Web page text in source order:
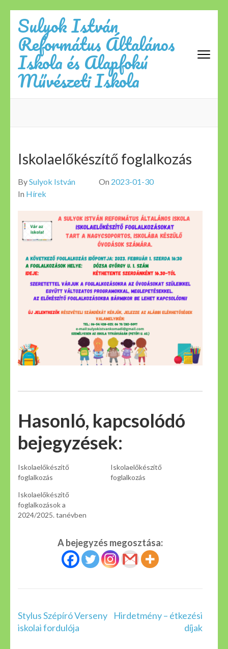
content
(Press
Enter)
Sulyok István
Református Általános
Iskola és Alapfokú
Művészeti Iskola
Iskolaelőkészítő foglalkozás
BySulyok István On 2023-01-30
In Hírek
Hasonló, kapcsolódó
bejegyzések:
Iskolaelőkészítő
foglalkozás
Iskolaelőkészítő
foglalkozás
Iskolaelőkészítő
foglalkozások a
2024/2025. tanévben
A bejegyzés megosztása:
Bejegyzés
navigáció
Stylus Szépíró Verseny
iskolai fordulója
Hirdetmény – étkezési
díjak